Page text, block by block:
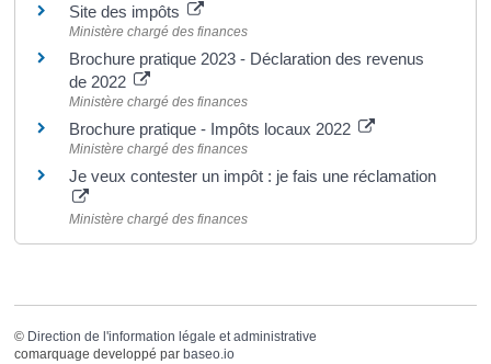
Site des impôts
Ministère chargé des finances
Brochure pratique 2023 - Déclaration des revenus
de 2022
Ministère chargé des finances
Brochure pratique - Impôts locaux 2022
Ministère chargé des finances
Je veux contester un impôt : je fais une réclamation
Ministère chargé des finances
© Direction de l'information légale et administrative
comarquage developpé par baseo.io